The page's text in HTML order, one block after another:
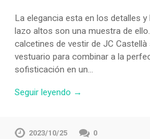
La elegancia esta en los detalles
lazo altos son una muestra de
calcetines de vestir de JC Castellà
vestuario para combinar a la
sofisticación en un…
Seguir leyendo →
2023/10/25 0